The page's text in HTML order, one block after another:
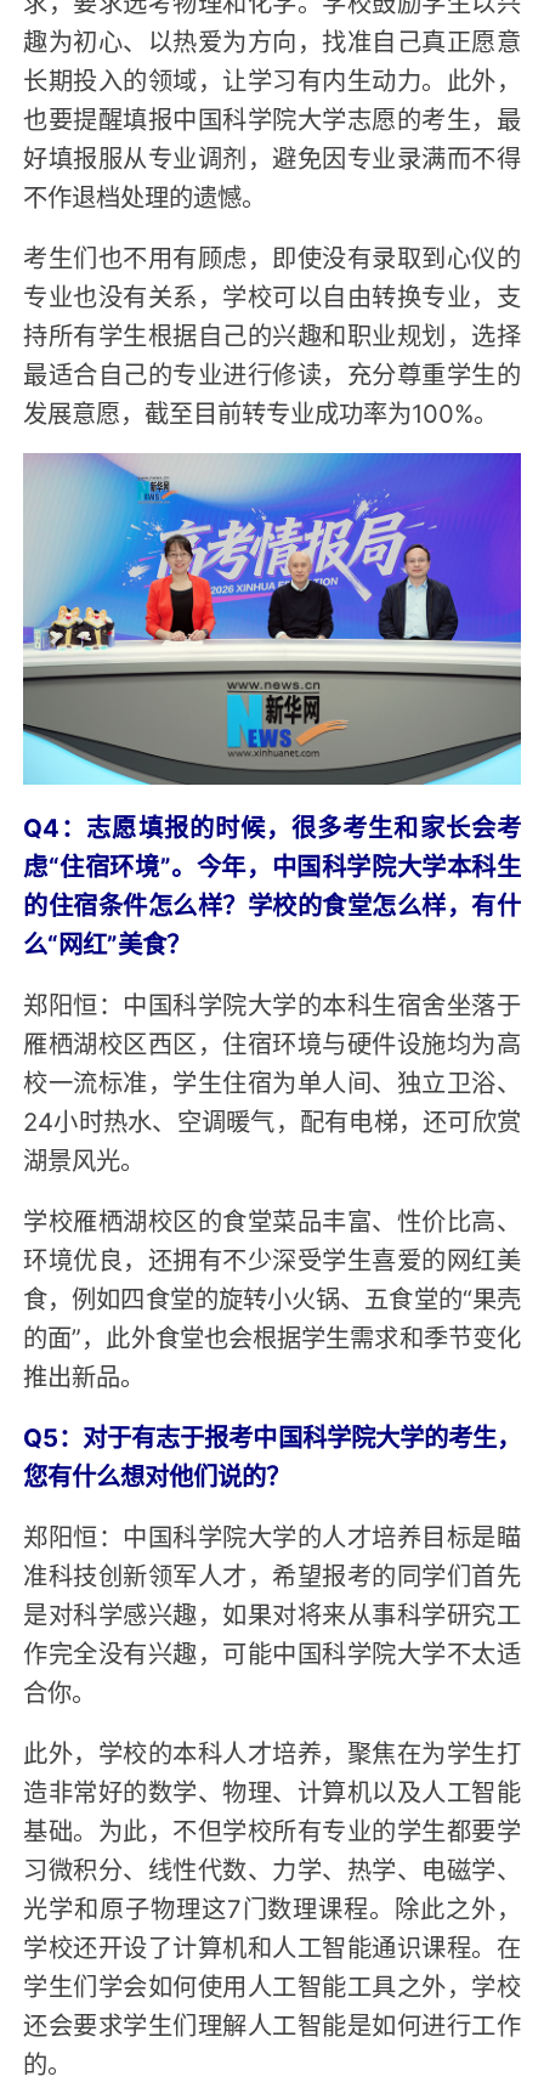
趣为初心、以热爱为方向，找准自己真正愿意
长期投入的领域，让学习有内生动力。此外，
也要提醒填报中国科学院大学志愿的考生，最
好填报服从专业调剂，避免因专业录满而不得
不作退档处理的遗憾。
考生们也不用有顾虑，即使没有录取到心仪的
专业也没有关系，学校可以自由转换专业，支
持所有学生根据自己的兴趣和职业规划，选择
最适合自己的专业进行修读，充分尊重学生的
发展意愿，截至目前转专业成功率为100%。
Q4：志愿填报的时候，很多考生和家长会考
虑“住宿环境”。今年，中国科学院大学本科生
的住宿条件怎么样？学校的食堂怎么样，有什
么“网红”美食？
郑阳恒：中国科学院大学的本科生宿舍坐落于
雁栖湖校区西区，住宿环境与硬件设施均为高
校一流标准，学生住宿为单人间、独立卫浴、
24小时热水、空调暖气，配有电梯，还可欣赏
湖景风光。
学校雁栖湖校区的食堂菜品丰富、性价比高、
环境优良，还拥有不少深受学生喜爱的网红美
食，例如四食堂的旋转小火锅、五食堂的“果壳
的面”，此外食堂也会根据学生需求和季节变化
推出新品。
Q5：对于有志于报考中国科学院大学的考生，
您有什么想对他们说的？
郑阳恒：中国科学院大学的人才培养目标是瞄
准科技创新领军人才，希望报考的同学们首先
是对科学感兴趣，如果对将来从事科学研究工
作完全没有兴趣，可能中国科学院大学不太适
合你。
此外，学校的本科人才培养，聚焦在为学生打
造非常好的数学、物理、计算机以及人工智能
基础。为此，不但学校所有专业的学生都要学
习微积分、线性代数、力学、热学、电磁学、
光学和原子物理这7门数理课程。除此之外，
学校还开设了计算机和人工智能通识课程。在
学生们学会如何使用人工智能工具之外，学校
还会要求学生们理解人工智能是如何进行工作
的。